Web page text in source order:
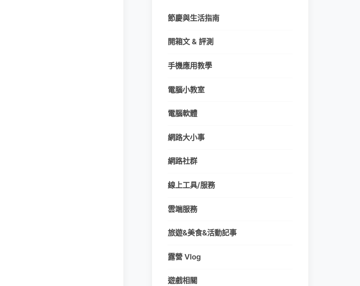
節慶與生活指南
開箱文 & 評測
手機應用教學
電腦小教室
電腦軟體
網路大小事
網路社群
線上工具/服務
雲端服務
旅遊&美食&活動記事
露營 Vlog
遊戲相關